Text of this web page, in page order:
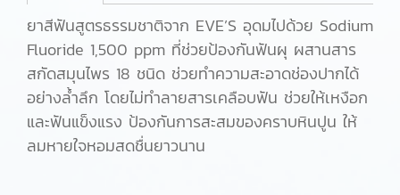
ยาสีฟันสูตรธรรมชาติจาก EVE’S อุดมไปด้วย Sodium
Fluoride 1,500 ppm ที่ช่วยป้องกันฟันผุ ผสานสาร
สกัดสมุนไพร 18 ชนิด ช่วยทำความสะอาดช่องปากได้
อย่างล้ำลึก โดยไม่ทำลายสารเคลือบฟัน ช่วยให้เหงือก
และฟันแข็งแรง ป้องกันการสะสมของคราบหินปูน ให้
ลมหายใจหอมสดชื่นยาวนาน